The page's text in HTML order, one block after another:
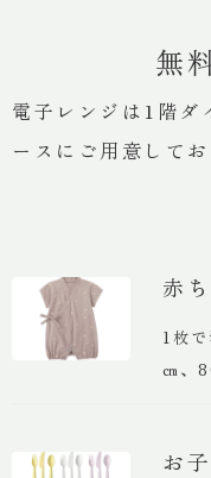
無
電子レンジは1階ダ
ースにご用意してお
赤
1枚
㎝、
お